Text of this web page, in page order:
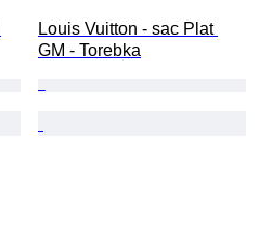
Louis Vuitton - sac Plat
GM - Torebka